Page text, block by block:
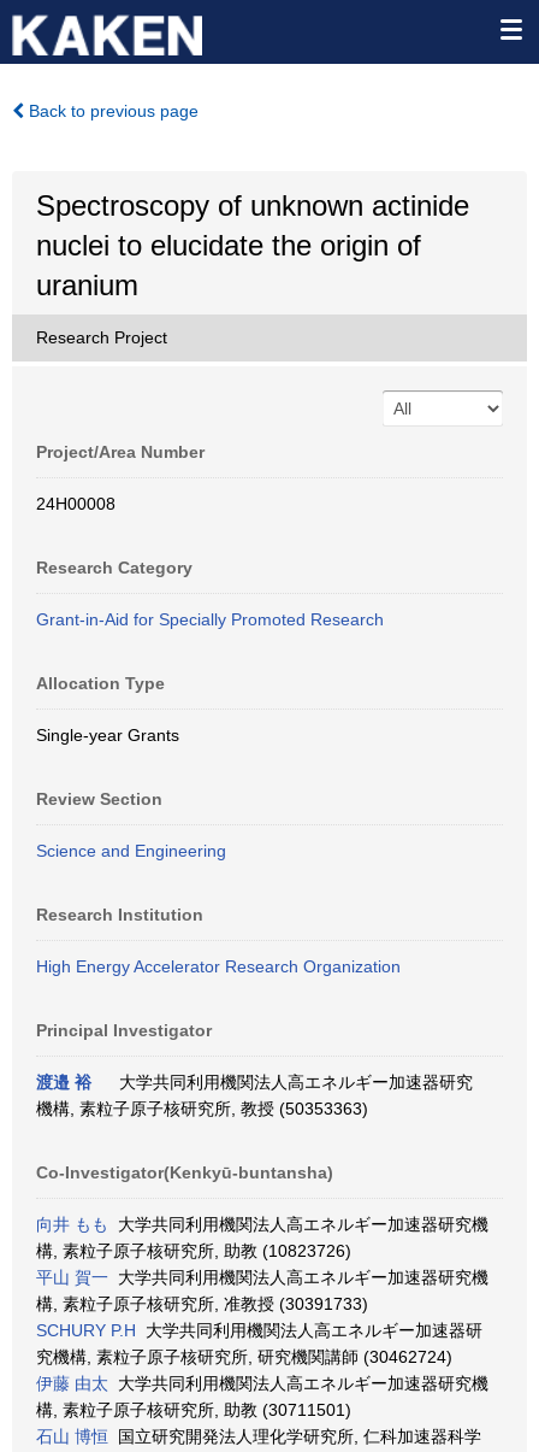
Back to previous page
Spectroscopy of unknown actinide
nuclei to elucidate the origin of
uranium
Research Project
Project/Area Number
24H00008
Research Category
Grant-in-Aid for Specially Promoted Research
Allocation Type
Single-year Grants
Review Section
Science and Engineering
Research Institution
High Energy Accelerator Research Organization
Principal Investigator
渡邉 裕
大学共同利用機関法人高エネルギー加速器研究
機構, 素粒子原子核研究所, 教授 (50353363)
Co-Investigator(Kenkyū-buntansha)
向井 もも
大学共同利用機関法人高エネルギー加速器研究機
構, 素粒子原子核研究所, 助教 (10823726)
平山 賀一 大学共同利用機関法人高エネルギー加速器研究機
構, 素粒子原子核研究所, 准教授 (30391733)
SCHURY P.H 大学共同利用機関法人高エネルギー加速器研
究機構, 素粒子原子核研究所, 研究機関講師 (30462724)
伊藤 由太 大学共同利用機関法人高エネルギー加速器研究機
構, 素粒子原子核研究所, 助教 (30711501)
石山 博恒 国立研究開発法人理化学研究所, 仁科加速器科学